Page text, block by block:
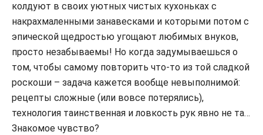
колдуют в своих уютных чистых кухоньках с
накрахмаленными занавесками и которыми потом с
эпической щедростью угощают любимых внуков,
просто незабываемы! Но когда задумываешься о
том, чтобы самому повторить что-то из той сладкой
роскоши – задача кажется вообще невыполнимой:
рецепты сложные (или вовсе потерялись),
технология таинственная и ловкость рук явно не та…
Знакомое чувство?